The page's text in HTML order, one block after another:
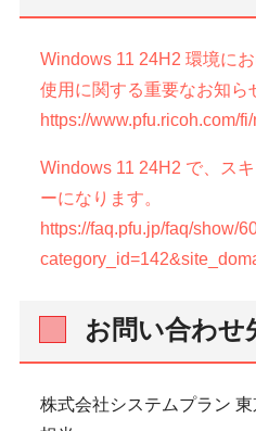
Windows 11 24H2 環境に
使用に関する重要なお知ら
https://www.pfu.ricoh.com/
Windows 11 24H2 で、ス
ーになります。
https://faq.pfu.jp/faq/show/
お問い合わせ
株式会社システムプラン